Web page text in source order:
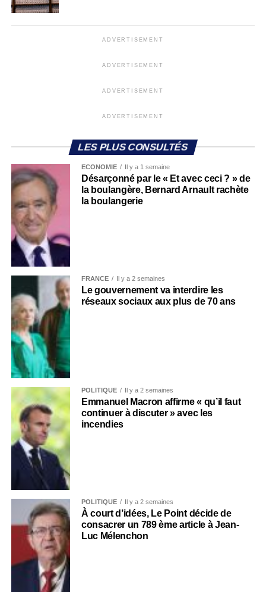
ADVERTISEMENT
ADVERTISEMENT
ADVERTISEMENT
ADVERTISEMENT
LES PLUS CONSULTÉS
ECONOMIE Il y a 1 semaine
Désarçonné par le « Et avec ceci ? » de
la boulangère, Bernard Arnault rachète
la boulangerie
FRANCE Il y a 2 semaines
Le gouvernement va interdire les
réseaux sociaux aux plus de 70 ans
POLITIQUE Il y a 2 semaines
Emmanuel Macron affirme « qu’il faut
continuer à discuter » avec les
incendies
POLITIQUE Il y a 2 semaines
À court d’idées, Le Point décide de
consacrer un 789 ème article à Jean-
Luc Mélenchon